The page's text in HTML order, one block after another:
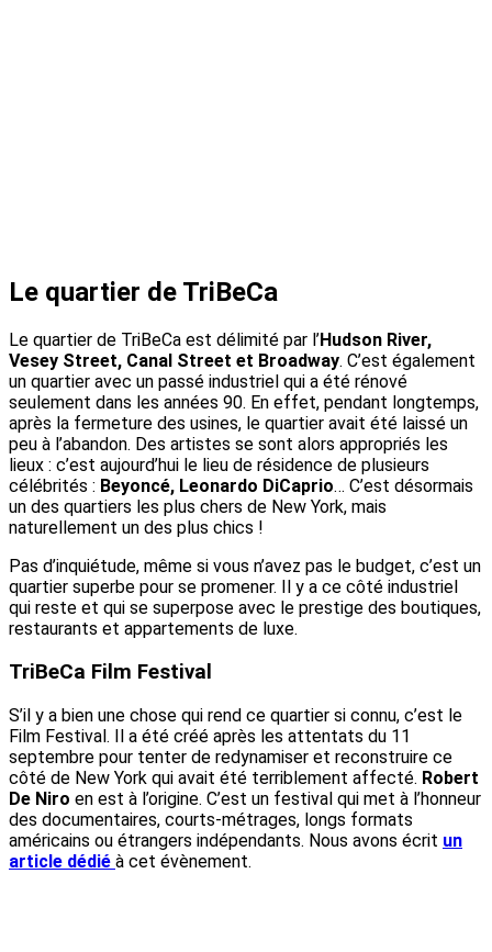
Le quartier de TriBeCa
Le quartier de TriBeCa est délimité par l’Hudson River,
Vesey Street, Canal Street et Broadway. C’est également
un quartier avec un passé industriel qui a été rénové
seulement dans les années 90. En effet, pendant longtemps,
après la fermeture des usines, le quartier avait été laissé un
peu à l’abandon. Des artistes se sont alors appropriés les
lieux : c’est aujourd’hui le lieu de résidence de plusieurs
célébrités : Beyoncé, Leonardo DiCaprio… C’est désormais
un des quartiers les plus chers de New York, mais
naturellement un des plus chics !
Pas d’inquiétude, même si vous n’avez pas le budget, c’est un
quartier superbe pour se promener. Il y a ce côté industriel
qui reste et qui se superpose avec le prestige des boutiques,
restaurants et appartements de luxe.
TriBeCa Film Festival
S’il y a bien une chose qui rend ce quartier si connu, c’est le
Film Festival. Il a été créé après les attentats du 11
septembre pour tenter de redynamiser et reconstruire ce
côté de New York qui avait été terriblement affecté. Robert
De Niro en est à l’origine. C’est un festival qui met à l’honneur
des documentaires, courts-métrages, longs formats
américains ou étrangers indépendants. Nous avons écrit un
article dédié à cet évènement.